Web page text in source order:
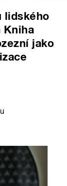
lidského
Kniha
jako